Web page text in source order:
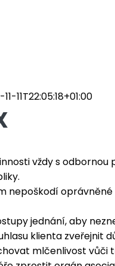
11T22:05:18+01:00
vždy s
nepoškodí
jednání, aby
klienta
mlčenlivost